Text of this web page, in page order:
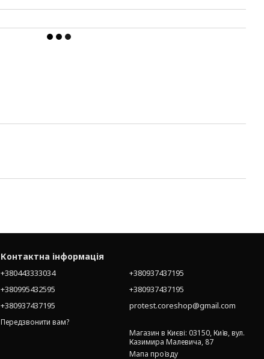
Контактна інформація
+380443333034
+380995432595
+380937437195
Передзвонити вам?
+380937437195
+380937437195
protest.coreshop@gmail.com
Магазин в Києві: 03150, Київ, вул.
Казимира Малевича, 87
Мапа проїзду